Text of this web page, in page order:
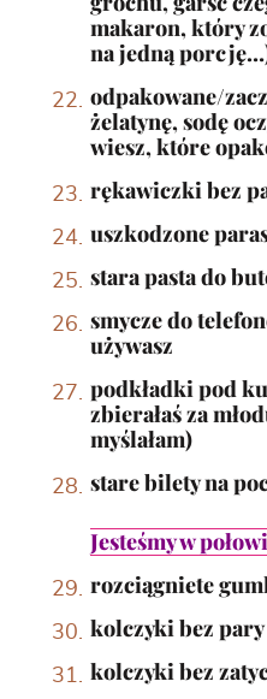
makaron, który
na jedną
odpakowane/
żelatynę, sodę
wiesz, które
rękawiczki bez
uszkodzone
stara pasta do
smycze do
używasz
podkładki pod
zbierałaś za
myślałam)
stare bilety na
Jesteśmy w
rozciągniete
kolczyki bez pary
kolczyki bez